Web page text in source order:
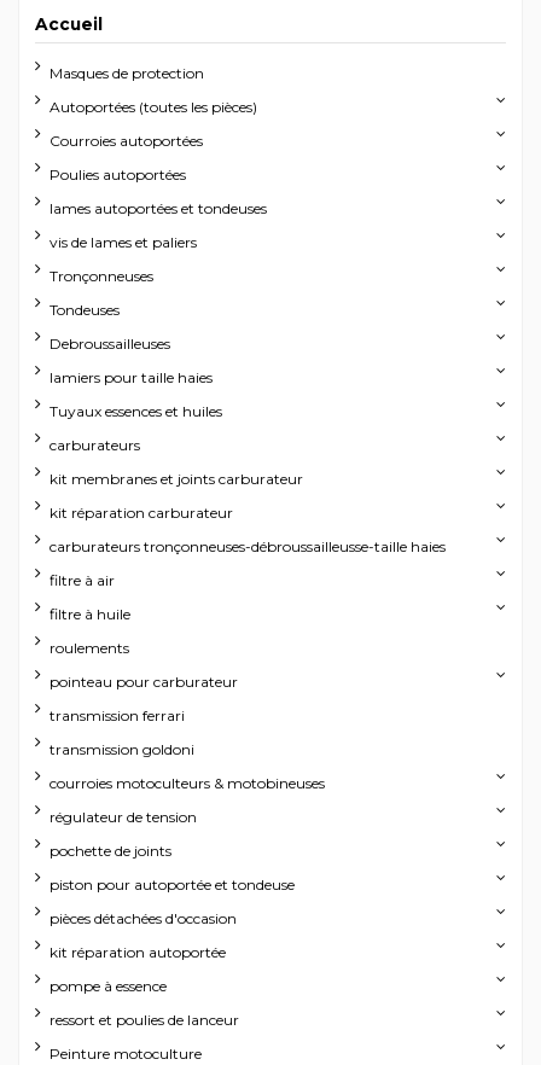
Accueil
Masques de protection
Autoportées (toutes les pièces)
Courroies autoportées
Poulies autoportées
lames autoportées et tondeuses
vis de lames et paliers
Tronçonneuses
Tondeuses
Debroussailleuses
lamiers pour taille haies
Tuyaux essences et huiles
carburateurs
kit membranes et joints carburateur
kit réparation carburateur
carburateurs tronçonneuses-débroussailleusse-taille haies
filtre à air
filtre à huile
roulements
pointeau pour carburateur
transmission ferrari
transmission goldoni
courroies motoculteurs & motobineuses
régulateur de tension
pochette de joints
piston pour autoportée et tondeuse
pièces détachées d'occasion
kit réparation autoportée
pompe à essence
ressort et poulies de lanceur
Peinture motoculture